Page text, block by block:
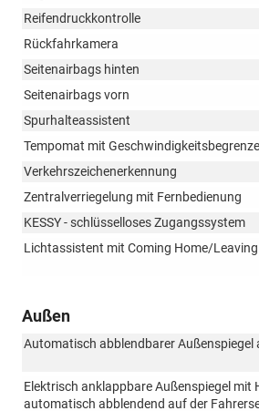
Reifendruckkontrolle
Rückfahrkamera
Seitenairbags hinten
Seitenairbags vorn
Spurhalteassistent
Tempomat mit
Verkehrszeichenerkennung
Zentralverriegelung mit Fernbedienung
KESSY - schlüsselloses Zugangssystem
Lichtassistent mit Coming Home/
Außen
Automatisch abblendbarer Außenspiegel
Elektrisch anklappbare Außenspiegel mit
automatisch abblendend auf der